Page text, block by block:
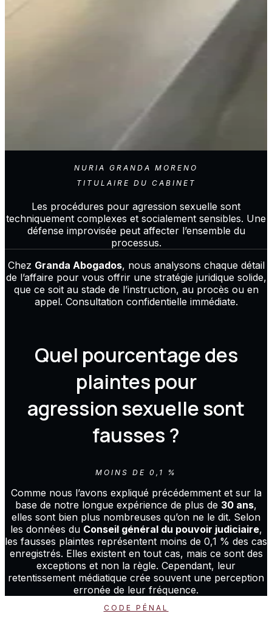
NURIA GRANDA MORENO
TITULAIRE DU CABINET
Les procédures pour agression sexuelle sont
techniquement complexes et socialement sensibles. Une
défense improvisée peut affecter l’ensemble du
processus.
Chez Granda Abogados, nous analysons chaque détail
de l’affaire pour vous offrir une stratégie juridique solide,
que ce soit au stade de l’instruction, au procès ou en
appel. Consultation confidentielle immédiate.
Quel pourcentage des
plaintes pour
agression sexuelle sont
fausses ?
MOINS DE 0,1 %
Comme nous l’avons expliqué précédemment et sur la
base de notre longue expérience de plus de 30 ans,
elles sont bien plus nombreuses qu’on ne le dit. Selon
les données du Conseil général du pouvoir judiciaire,
les fausses plaintes représentent moins de 0,1 % des cas
enregistrés. Elles existent en tout cas, mais ce sont des
exceptions et non la règle. Cependant, leur
retentissement médiatique crée souvent une perception
erronée de leur fréquence.
CODE PÉNAL